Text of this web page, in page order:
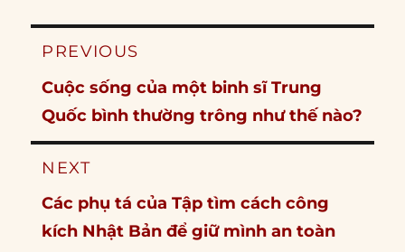
Post
PREVIOUS
Previous
post:
Cuộc sống của một binh sĩ Trung
Quốc bình thường trông như thế nào?
NEXT
Next
post:
Các phụ tá của Tập tìm cách công
kích Nhật Bản để giữ mình an toàn